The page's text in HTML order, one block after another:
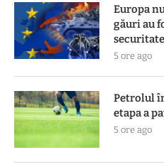
Europa
găuri au
5 ore ago
Petrolul
etapa a
5 ore ago